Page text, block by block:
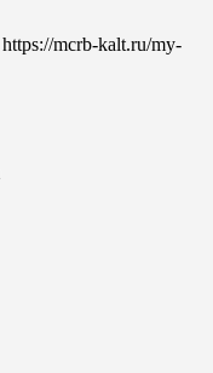
https://mcrb-kalt.ru/my-